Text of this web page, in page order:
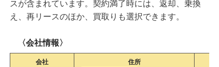
スが含まれています。契約満了時には、返却、乗換
え、再リースのほか、買取りも選択できます。
〈会社情報〉
会社 住所